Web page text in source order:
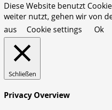
Diese Website benutzt
weiter nutzt, gehen wir von
aus
Cookie settings Ok
Schließen
Privacy Overview